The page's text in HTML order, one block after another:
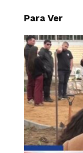
Para Ver